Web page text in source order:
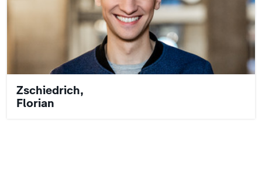
Zschiedrich,
Florian